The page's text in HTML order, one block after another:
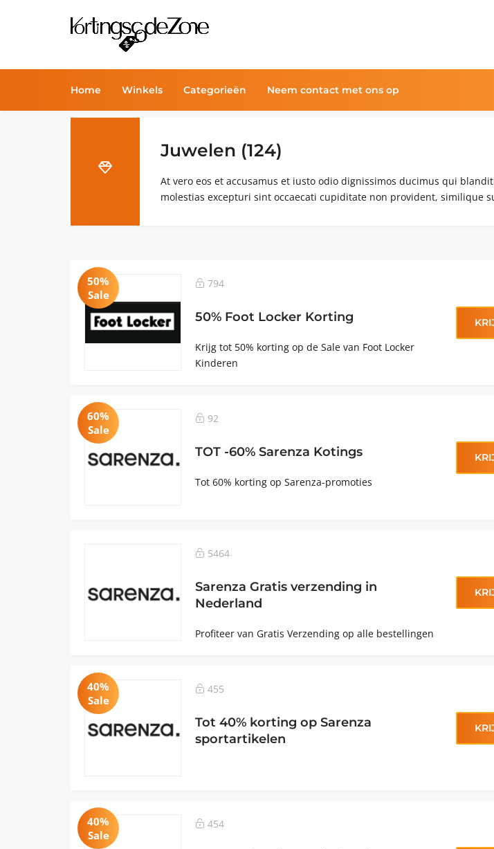
Home Winkels Categorieën Neem contact met ons op
Juwelen (124)
At vero eos et accusamus et iusto odio dignissimos ducimus qui
molestias excepturi sint occaecati cupiditate non provident, similique
50%
Sale
794
50% Foot Locker Korting
Krijg tot 50% korting op de Sale van Foot Locker
Kinderen
60%
Sale
92
TOT -60% Sarenza Kotings
Tot 60% korting op Sarenza-promoties
5464
Sarenza Gratis verzending in
Nederland
Profiteer van Gratis Verzending op alle bestellingen
40%
Sale
455
Tot 40% korting op Sarenza
sportartikelen
40%
Sale
454